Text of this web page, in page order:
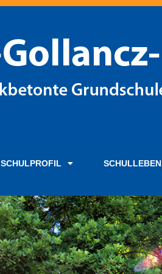
SCHULPROFIL SCHULLEBEN